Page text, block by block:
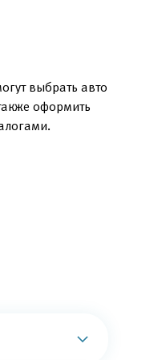
выбрать авто
оформить